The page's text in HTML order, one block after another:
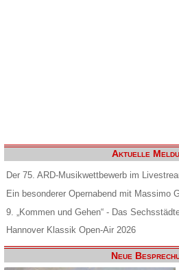
Aktuelle
Der 75. ARD-Musikwettbewerb im
Ein besonderer Opernabend mit Massimo
9. „Kommen und Gehen“ - Das
Hannover Klassik Open-Air 2026
Neue